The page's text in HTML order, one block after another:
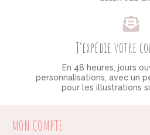
J’expédie votre
En 48 heures, jours
personnalisations, avec un
pour les illustrations
MON COMPTE